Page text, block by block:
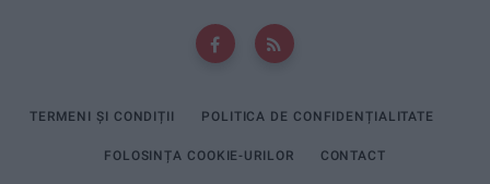
TERMENI ȘI CONDIȚII POLITICA DE CONFIDENȚIALITATE
FOLOSINȚA COOKIE-URILOR CONTACT